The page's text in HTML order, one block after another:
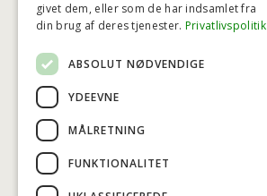
BETALINGSMULIGHEDER
TRUST SCORE 4,7
givet dem, eller som de har indsamlet fra
din brug af deres tjenester. Privatlivspolitik
ABSOLUT NØDVENDIGE
YDEEVNE
MÅLRETNING
FUNKTIONALITET